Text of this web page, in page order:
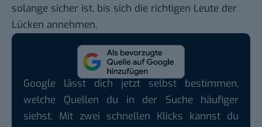
solange sicher ist, bis sich die richtigen Leute der
Lücken annehmen.
Google lässt dich jetzt selbst bestimmen,
welche Quellen du in der Suche häufiger
siehst. Mit zwei schnellen Klicks kannst du